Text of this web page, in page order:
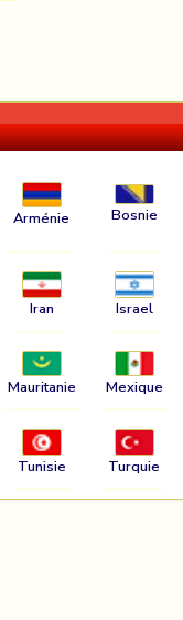
Arménie Bosnie
Iran Israel
Mauritanie Mexique
Tunisie Turquie